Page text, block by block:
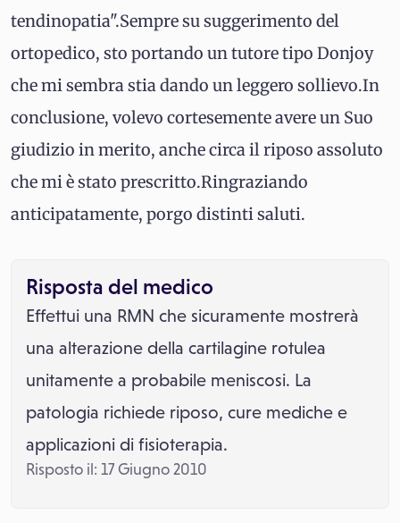
tendinopatia".Sempre su suggerimento del
ortopedico, sto portando un tutore tipo Donjoy
che mi sembra stia dando un leggero sollievo.In
conclusione, volevo cortesemente avere un Suo
giudizio in merito, anche circa il riposo assoluto
che mi è stato prescritto.Ringraziando
anticipatamente, porgo distinti saluti.
Risposta del medico
Effettui una RMN che sicuramente mostrerà
una alterazione della cartilagine rotulea
unitamente a probabile meniscosi. La
patologia richiede riposo, cure mediche e
applicazioni di fisioterapia.
Risposto il: 17 Giugno 2010